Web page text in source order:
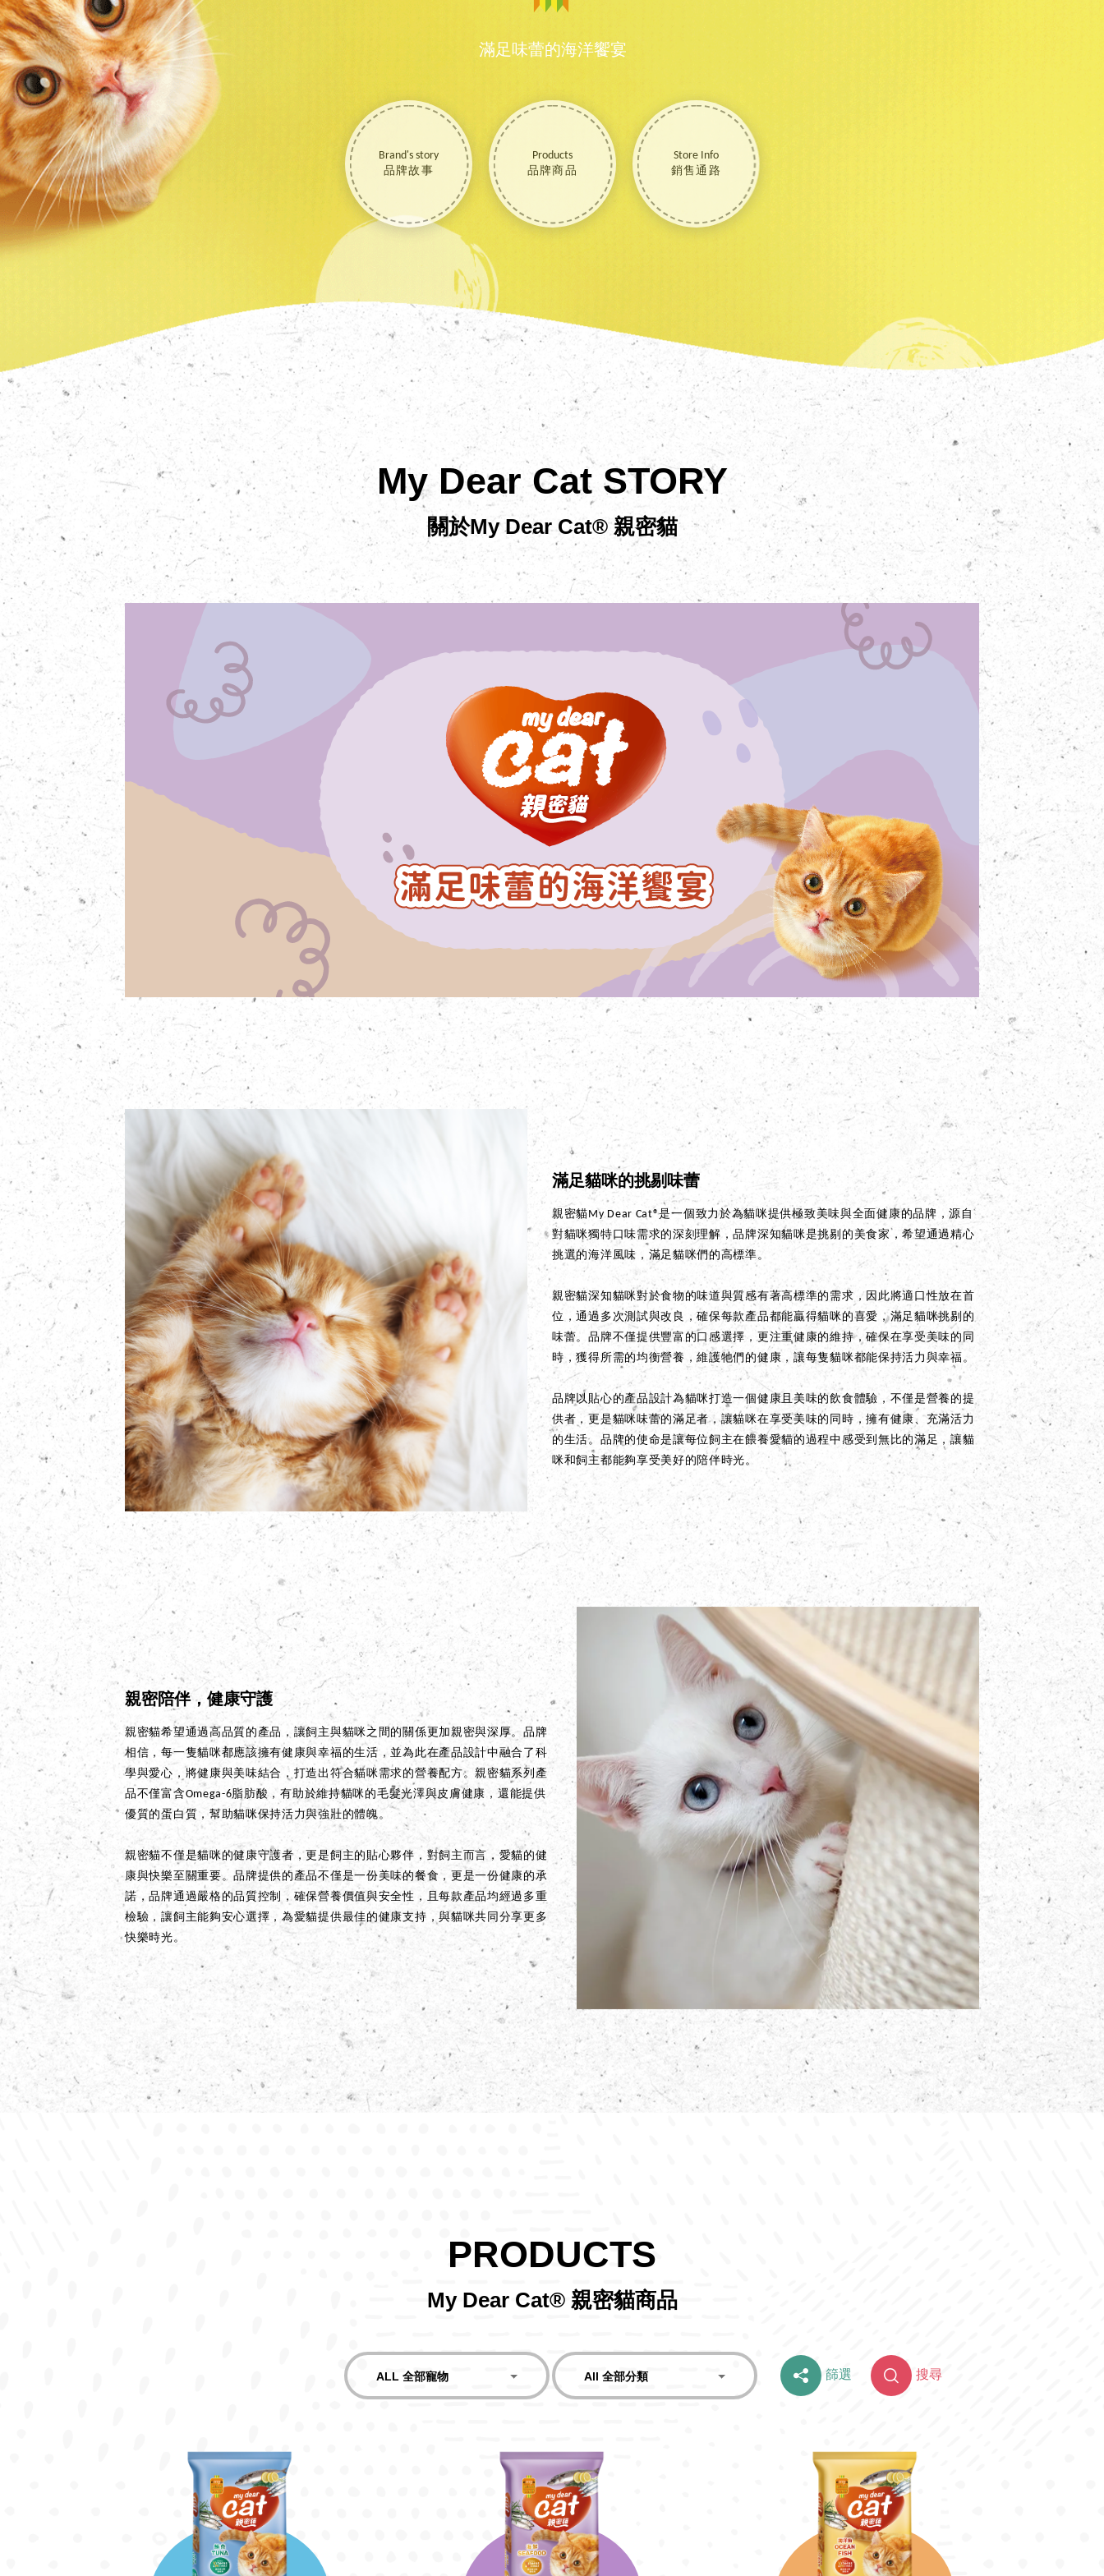
Dog 狗狗
滿足味蕾的海洋饗宴
Brand's story
品牌故事
Products
品牌商品
Store Info
銷售通路
My Dear Cat STORY
關於My Dear Cat® 親密貓
滿足貓咪的挑剔味蕾
親密貓My Dear Cat®是一個致力於為貓咪提供極致美味與全面健康的品牌，源自
對貓咪獨特口味需求的深刻理解，品牌深知貓咪是挑剔的美食家，希望通過精心
挑選的海洋風味，滿足貓咪們的高標準。
親密貓深知貓咪對於食物的味道與質感有著高標準的需求，因此將適口性放在首
位，通過多次測試與改良，確保每款產品都能贏得貓咪的喜愛，滿足貓咪挑剔的
味蕾。品牌不僅提供豐富的口感選擇，更注重健康的維持，確保在享受美味的同
時，獲得所需的均衡營養，維護牠們的健康，讓每隻貓咪都能保持活力與幸福。
品牌以貼心的產品設計為貓咪打造一個健康且美味的飲食體驗，不僅是營養的提
供者，更是貓咪味蕾的滿足者，讓貓咪在享受美味的同時，擁有健康、充滿活力
的生活。品牌的使命是讓每位飼主在餵養愛貓的過程中感受到無比的滿足，讓貓
咪和飼主都能夠享受美好的陪伴時光。
親密陪伴，健康守護
親密貓希望通過高品質的產品，讓飼主與貓咪之間的關係更加親密與深厚。品牌
相信，每一隻貓咪都應該擁有健康與幸福的生活，並為此在產品設計中融合了科
學與愛心，將健康與美味結合，打造出符合貓咪需求的營養配方。親密貓系列產
品不僅富含Omega-6脂肪酸，有助於維持貓咪的毛髮光澤與皮膚健康，還能提供
優質的蛋白質，幫助貓咪保持活力與強壯的體魄。
親密貓不僅是貓咪的健康守護者，更是飼主的貼心夥伴，對飼主而言，愛貓的健
康與快樂至關重要。品牌提供的產品不僅是一份美味的餐食，更是一份健康的承
諾，品牌通過嚴格的品質控制，確保營養價值與安全性，且每款產品均經過多重
檢驗，讓飼主能夠安心選擇，為愛貓提供最佳的健康支持，與貓咪共同分享更多
快樂時光。
PRODUCTS
My Dear Cat® 親密貓商品
ALL 全部寵物 All 全部分類 篩選 搜尋